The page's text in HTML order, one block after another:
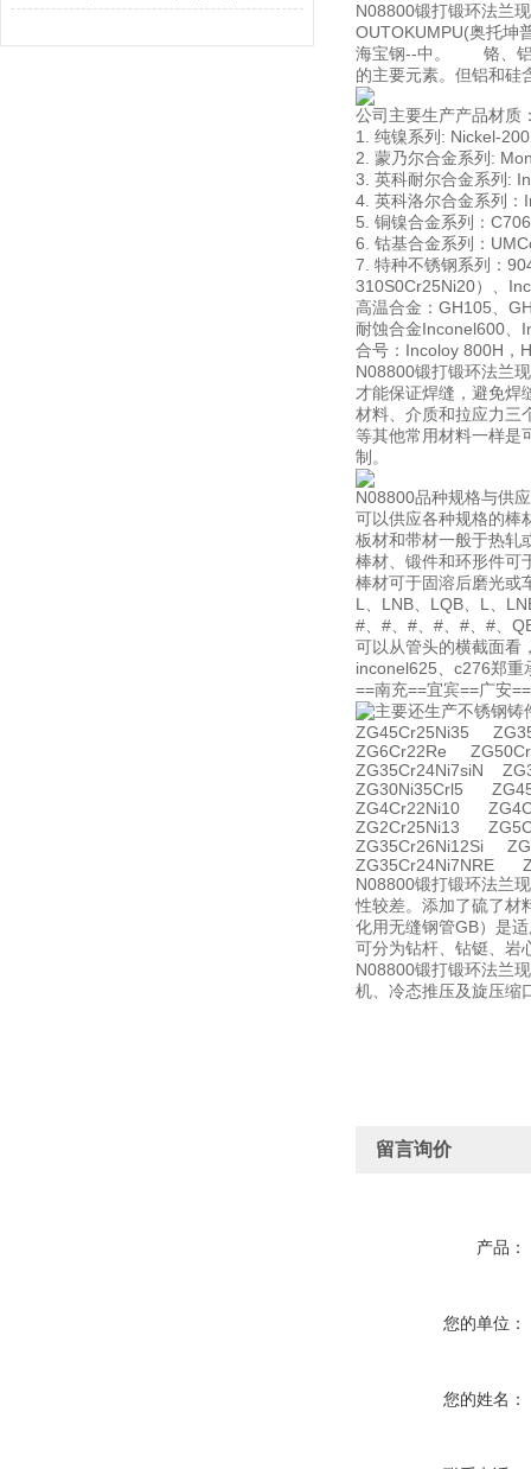
N08800锻打锻环法兰
OUTOKUMPU(奥托坤
海宝钢--中。 铬、铝
的主要元素。但铝和硅
公司主要生产产品材质
1. 纯镍系列: Nickel-
2. 蒙乃尔合金系列:
3. 英科耐尔合金系列:
4. 英科洛尔合金系列
5. 铜镍合金系列：
6. 钴基合金系列：
7. 特种不锈钢系列：
310S0Cr25Ni20）、
高温合金：GH105、
耐蚀合金Inconel600、
合号：Incoloy 800H，
N08800锻打锻环法兰
才能保证焊缝，避免焊
材料、介质和拉应力
等其他常用材料一样是
制。
N08800品种规格与供应
可以供应各种规格的棒
板材和带材一般于热轧
棒材、锻件和环形件可
棒材可于固溶后磨光
L、LNB、LQB、L、
#、#、#、#、#、#、
可以从管头的横截面看
inconel625、c276郑
==南充==宜宾==广安
主要还生产不锈钢铸
ZG45Cr25Ni35
ZG6Cr22Re
ZG35Cr24Ni7siN
ZG30Ni35Crl5
ZG4Cr22Ni10
ZG2Cr25Ni13
ZG35Cr26Ni12Si
ZG35Cr24Ni7NRE
N08800锻打锻环法兰
性较差。添加了硫了
化用无缝钢管GB）是
可分为钻杆、钻铤、岩
N08800锻打锻环法兰
机、冷态推压及旋压缩
留言询价
产品：
您的单位：
您的姓名：